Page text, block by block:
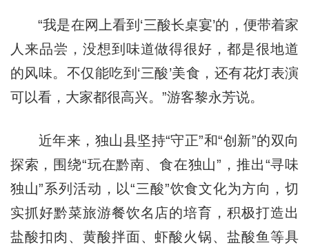
“我是在网上看到‘三酸长桌宴’的，便带着家
人来品尝，没想到味道做得很好，都是很地道
的风味。不仅能吃到‘三酸’美食，还有花灯表演
可以看，大家都很高兴。”游客黎永芳说。
近年来，独山县坚持“守正”和“创新”的双向
探索，围绕“玩在黔南、食在独山”，推出“寻味
独山”系列活动，以“三酸”饮食文化为方向，切
实抓好黔菜旅游餐饮名店的培育，积极打造出
盐酸扣肉、黄酸拌面、虾酸火锅、盐酸鱼等具